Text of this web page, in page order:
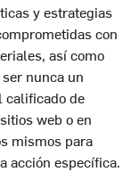
y estrategias
con
así como
nunca un
calificado de
web o en
mismos para
acción específica.